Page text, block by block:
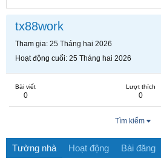
tx88work
Tham gia 25 Tháng hai 2026
Hoạt động cuối 25 Tháng hai 2026
Bài viết
0
Lượt thích
0
Tìm kiếm
Tường nhà Hoạt động Bài đăng